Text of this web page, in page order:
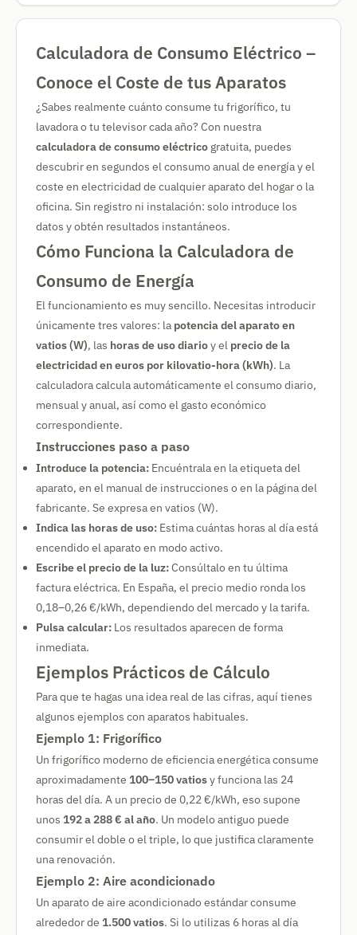
Calculadora de Consumo Eléctrico –
Conoce el Coste de tus Aparatos
¿Sabes realmente cuánto consume tu frigorífico, tu
lavadora o tu televisor cada año? Con nuestra
calculadora de consumo eléctrico gratuita, puedes
descubrir en segundos el consumo anual de energía y el
coste en electricidad de cualquier aparato del hogar o la
oficina. Sin registro ni instalación: solo introduce los
datos y obtén resultados instantáneos.
Cómo Funciona la Calculadora de
Consumo de Energía
El funcionamiento es muy sencillo. Necesitas introducir
únicamente tres valores: la potencia del aparato en
vatios (W), las horas de uso diarioy el precio de la
electricidad en euros por kilovatio-hora (kWh). La
calculadora calcula automáticamente el consumo diario,
mensual y anual, así como el gasto económico
correspondiente.
Instrucciones paso a paso
Introduce la potencia: Encuéntrala en la etiqueta del
aparato, en el manual de instrucciones o en la página del
fabricante. Se expresa en vatios (W).
Indica las horas de uso: Estima cuántas horas al día está
encendido el aparato en modo activo.
Escribe el precio de la luz:Consúltalo en tu última
factura eléctrica. En España, el precio medio ronda los
0,18–0,26 €/kWh, dependiendo del mercado y la tarifa.
Pulsa calcular: Los resultados aparecen de forma
inmediata.
Ejemplos Prácticos de Cálculo
Para que te hagas una idea real de las cifras, aquí tienes
algunos ejemplos con aparatos habituales.
Ejemplo 1: Frigorífico
Un frigorífico moderno de eficiencia energética consume
aproximadamente 100–150 vatiosy funciona las 24
horas del día. A un precio de 0,22 €/kWh, eso supone
unos 192 a 288 € al año. Un modelo antiguo puede
consumir el doble o el triple, lo que justifica claramente
una renovación.
Ejemplo 2: Aire acondicionado
Un aparato de aire acondicionado estándar consume
alrededor de 1.500 vatios. Si lo utilizas 6 horas al día